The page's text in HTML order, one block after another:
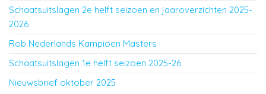
Schaatsuitslagen 2e helft seizoen en jaaroverzichten 2025-
2026
Rob Nederlands Kampioen Masters
Schaatsuitslagen 1e helft seizoen 2025-26
Nieuwsbrief oktober 2025